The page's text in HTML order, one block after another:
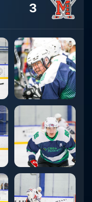
3